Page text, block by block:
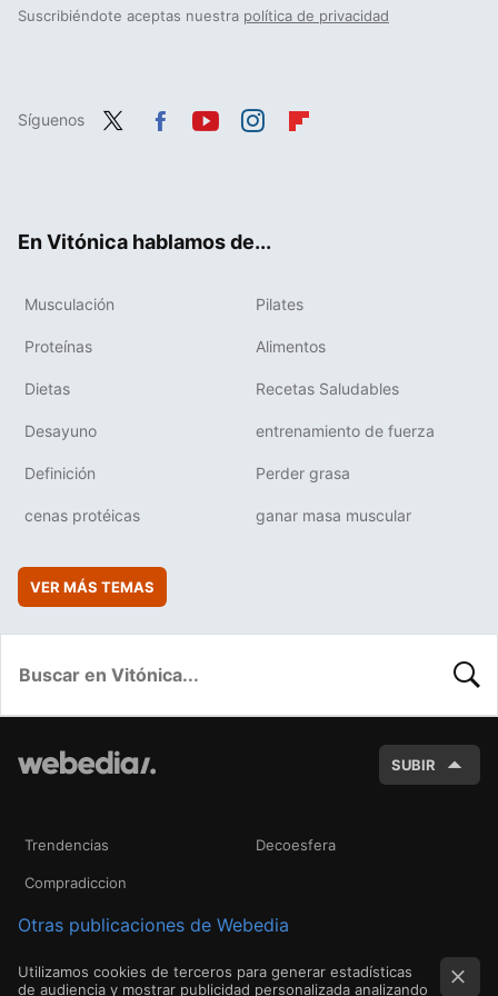
Suscribiéndote aceptas nuestra política de privacidad
Síguenos
En Vitónica hablamos de...
Musculación Pilates
Proteínas Alimentos
Dietas Recetas Saludables
Desayuno entrenamiento de fuerza
Definición Perder grasa
cenas protéicas ganar masa muscular
VER MÁS TEMAS
SUBIR
Trendencias Decoesfera
Compradiccion
Otras publicaciones de Webedia
Utilizamos cookies de terceros para generar estadísticas
de audiencia y mostrar publicidad personalizada analizando